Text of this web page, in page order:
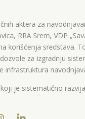
aktera za
RRA Srem, VDP
korišćenja sredstava.
za izgradnju
infrastruktura
je sistematično